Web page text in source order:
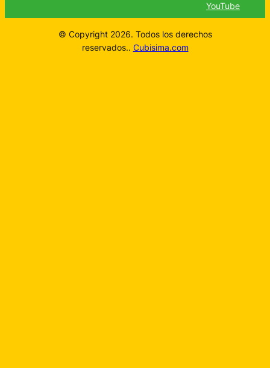
YouTube
© Copyright 2026. Todos los derechos
reservados.. Cubisima.com